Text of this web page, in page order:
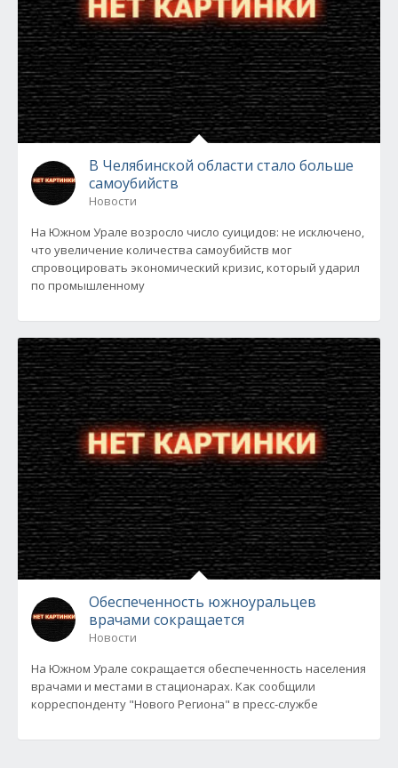
В Челябинской области стало больше
самоубийств
Новости
На Южном Урале возросло число суицидов: не исключено,
что увеличение количества самоубийств мог
спровоцировать экономический кризис, который ударил
по промышленному
Обеспеченность южноуральцев
врачами сокращается
Новости
На Южном Урале сокращается обеспеченность населения
врачами и местами в стационарах. Как сообщили
корреспонденту "Нового Региона" в пресс-службе